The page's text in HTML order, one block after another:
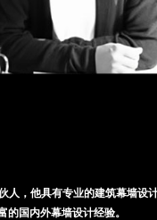
人，他具有专业的建筑幕墙设
的国内外幕墙设计经验。